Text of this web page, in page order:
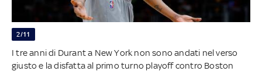
2/11
I tre anni di Durant a New York non sono andati nel verso
giusto e la disfatta al primo turno playoff contro Boston